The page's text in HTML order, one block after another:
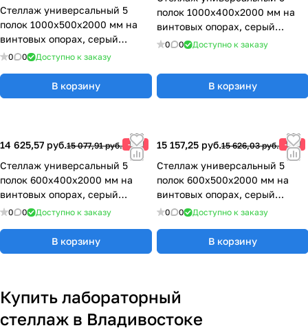
Стеллаж универсальный 5
полок 1000х500х2000 мм на
винтовых опорах, серый
металл 77.0371.13.00
0 0 Доступно к заказу
В корзину
полок 1000х400х2000 мм на
винтовых опорах, серый
металл 77.0371.12.00
0 0 Доступно к заказу
В корзину
14 625,57 руб.15 077,91 руб. -3%
Стеллаж универсальный 5
полок 600х400х2000 мм на
винтовых опорах, серый
металл 77.0370.12.00
0 0 Доступно к заказу
В корзину
15 157,25 руб.15 626,03 руб. -3%
Стеллаж универсальный 5
полок 600х500х2000 мм на
винтовых опорах, серый
металл 77.0370.13.00
0 0 Доступно к заказу
В корзину
Купить лабораторный
стеллаж в Владивостоке